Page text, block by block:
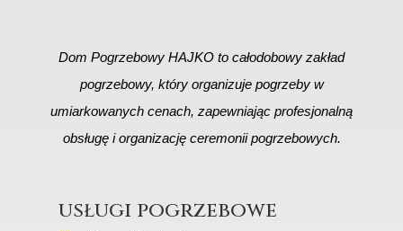
Dom Pogrzebowy HAJKO to całodobowy zakład
pogrzebowy, który organizuje pogrzeby w
umiarkowanych cenach, zapewniając profesjonalną
obsługę i organizację ceremonii pogrzebowych.
usługi pogrzebowe